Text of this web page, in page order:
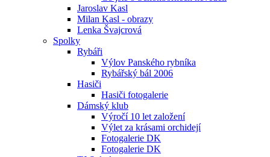
Jaroslav Kasl
Milan Kasl - obrazy
Lenka Švajcrová
Spolky
Rybáři
Výlov Panského rybníka
Rybářský bál 2006
Hasiči
Hasiči fotogalerie
Dámský klub
Výročí 10 let založení
Výlet za krásami orchidejí
Fotogalerie DK
Fotogalerie DK